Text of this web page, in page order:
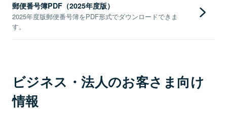
郵便番号簿PDF（2025年度版）
2025年度版郵便番号簿をPDF形式でダウンロードできま
す。
ビジネス・法人のお客さま向け
情報